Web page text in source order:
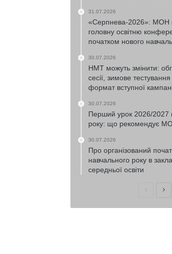
31.07.2026
«Серпнева-2026»: МОН
головну освітню
початком нового
30.07.2026
НМТ можуть змінити:
сесії, зимове
формат вступної
30.07.2026
Перший урок 2026/2027
року: що рекомендує
30.07.2026
Про організований
навчального року в
середньої освіти